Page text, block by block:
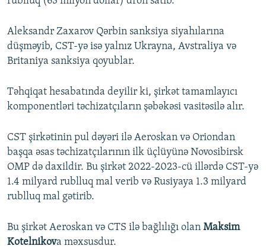
Aleksandr Zaxarov Qərbin sanksiya siyahılarına
düşməyib, CST-yə isə yalnız Ukrayna, Avstraliya və
Britaniya sanksiya qoyublar.
Təhqiqat hesabatında deyilir ki, şirkət tamamlayıcı
komponentləri təchizatçıların şəbəkəsi vasitəsilə alır.
CST şirkətinin pul dəyəri ilə Aeroskan və Oriondan
başqa əsas təchizatçılarının ilk üçlüyünə Novosibirsk
OMP də daxildir. Bu şirkət 2022-2023-cü illərdə CST-yə
1.4 milyard rublluq mal verib və Rusiyaya 1.3 milyard
rublluq mal gətirib.
Bu şirkət Aeroskan və CTS ilə bağlılığı olan Maksim
Kotelnikova məxsusdur.